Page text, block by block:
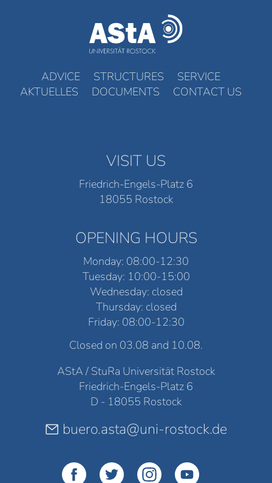
ADVICE STRUCTURES
SERVICE
AKTUELLES
DOCUMENTS CONTACT US
VISIT US
Friedrich-Engels-Platz 6
18055 Rostock
OPENING HOURS
Monday: 08:00-12:30
Tuesday: 10:00-15:00
Wednesday: closed
Thursday: closed
Friday: 08:00-12:30
Closed on 03.08 and 10.08.
AStA / StuRa Universität Rostock
Friedrich-Engels-Platz 6
D - 18055 Rostock
buero.asta@uni-rostock.de